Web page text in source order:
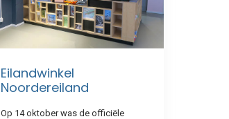
Eilandwinkel
Noordereiland
Op 14 oktober was de officiële